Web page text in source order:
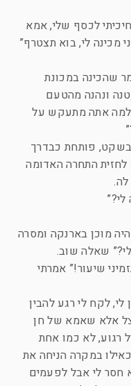
לכסף שלי, אמא
מכינה לי, בוא תצטרף”
שהכינה במכונת
ונהנה מהטעם
אתה מתעקש על
פותחת כבדרך
לחזית התחרה האדומה
מוכן בארנקה ומסרה
שאלה שוב.
שיעור!” אמרתי
לקח לי רגע להבין
אלא שאמא של חן
רגוע, לא כמו אחת
במקרה הניחה את
חסר לי אבל לפעמים